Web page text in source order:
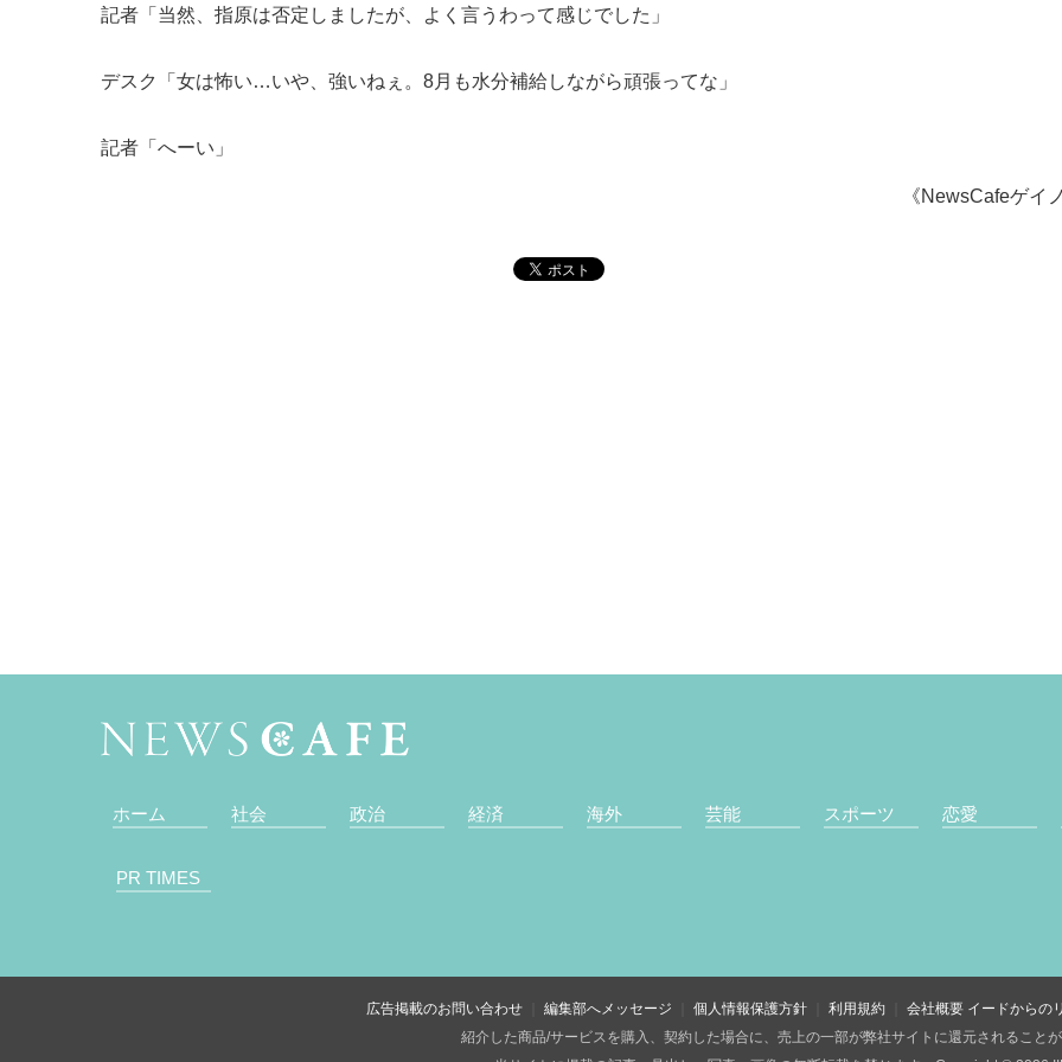
記者「当然、指原は否定しましたが、よく言うわって感じでした」
デスク「女は怖い…いや、強いねぇ。8月も水分補給しながら頑張ってな」
記者「へーい」
《NewsCafeゲイ
ホーム 社会 政治 経済 海外 芸能 スポーツ 恋愛
PR TIMES
広告掲載のお問い合わせ 編集部へメッセージ 個人情報保護方針 利用規約 会社概要 イードからの
紹介した商品/サービスを購入、契約した場合に、売上の一部が弊社サイトに還元されること